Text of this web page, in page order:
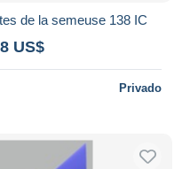
de la semeuse 138 IC
US$
Privado